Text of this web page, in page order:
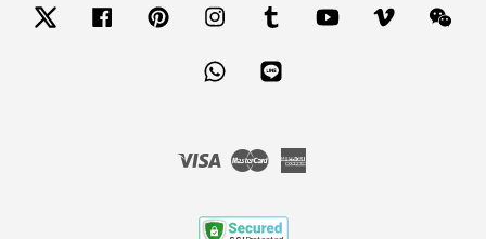
Twitter Facebook Pinterest Instagram Tumblr YouTube Vimeo
Whatsapp
Visa Master